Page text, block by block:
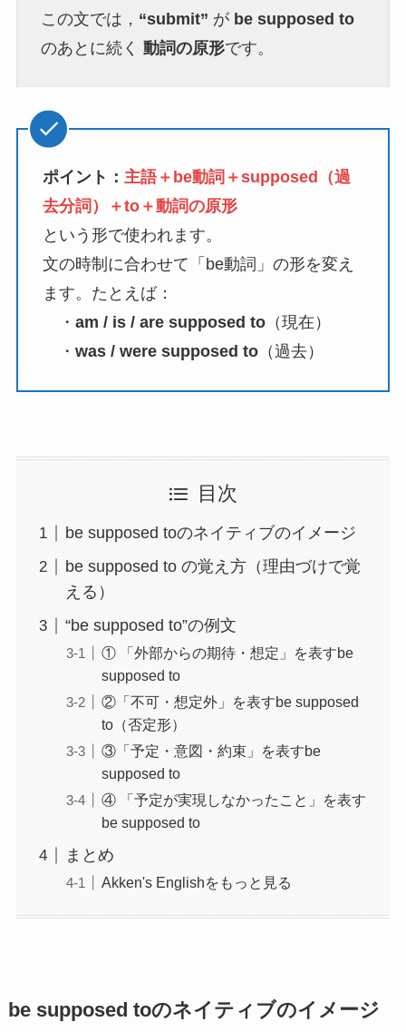
この文では， “submit” が be supposed to
のあとに続く 動詞の原形です。
ポイント： 主語＋be動詞＋supposed（過
去分詞）＋to＋動詞の原形
という形で使われます。
文の時制に合わせて「be動詞」の形を変え
ます。たとえば：
・ am / is / are supposed to（現在）
・ was / were supposed to（過去）
目次
be supposed toのネイティブのイメージ
be supposed to の覚え方（理由づけで覚
える）
“be supposed to”の例文
① 「外部からの期待・想定」を表すbe
supposed to
②「不可・想定外」を表すbe supposed
to（否定形）
③「予定・意図・約束」を表すbe
supposed to
④ 「予定が実現しなかったこと」を表す
be supposed to
まとめ
Akken's Englishをもっと見る
be supposed toのネイティブのイメージ